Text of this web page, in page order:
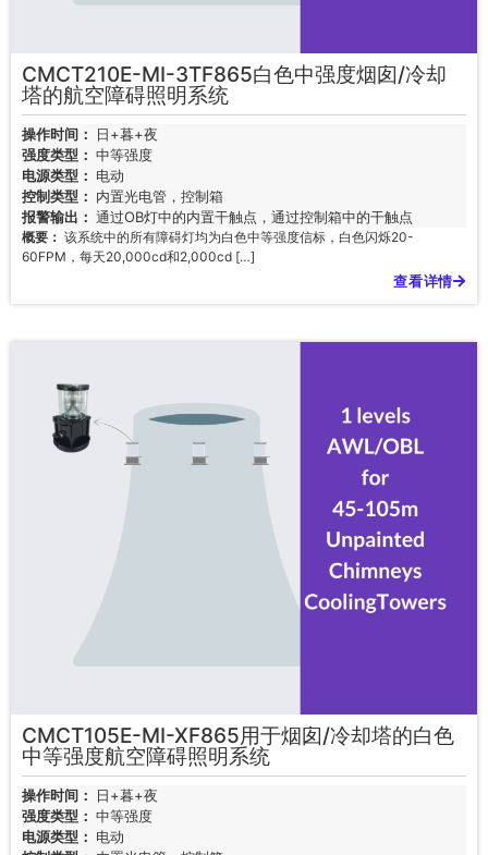
CMCT210E-MI-3TF865白色中强度烟囱/冷却
塔的航空障碍照明系统
操作时间：
日+暮+夜
强度类型： 中等强度
电源类型： 电动
控制类型： 内置光电管，控制箱
报警输出： 通过OB灯中的内置干触点，通过控制箱中的干触点
概要： 该系统中的所有障碍灯均为白色中等强度信标，白色闪烁20-
60FPM，每天20,000cd和2,000cd […]
查看详情
CMCT105E-MI-XF865用于烟囱/冷却塔的白色
中等强度航空障碍照明系统
操作时间：
日+暮+夜
强度类型： 中等强度
电源类型： 电动